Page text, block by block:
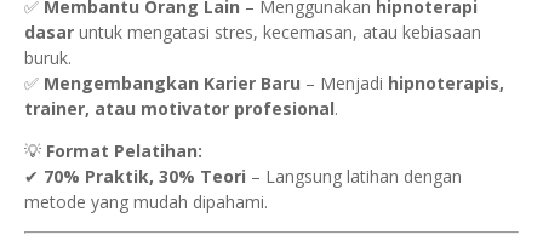
✅ Membantu Orang Lain – Menggunakan hipnoterapi
dasar untuk mengatasi stres, kecemasan, atau kebiasaan
buruk.
✅ Mengembangkan Karier Baru – Menjadi hipnoterapis,
trainer, atau motivator profesional.
💡 Format Pelatihan:
✔ 70% Praktik, 30% Teori – Langsung latihan dengan
metode yang mudah dipahami.